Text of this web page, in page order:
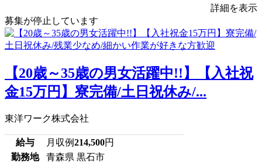
詳細を表示
募集が停止しています
【20歳～35歳の男女活躍中!!】【入社祝
金15万円】寮完備/土日祝休み/...
東洋ワーク株式会社
給与 月収例214,500円
勤務地
青森県 黒石市